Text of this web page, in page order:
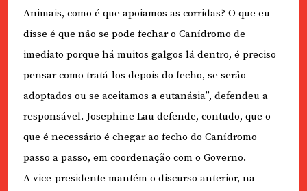
Animais, como é que apoiamos as corridas? O que eu
disse é que não se pode fechar o Canídromo de
imediato porque há muitos galgos lá dentro, é preciso
pensar como tratá-los depois do fecho, se serão
adoptados ou se aceitamos a eutanásia”, defendeu a
responsável. Josephine Lau defende, contudo, que o
que é necessário é chegar ao fecho do Canídromo
passo a passo, em coordenação com o Governo.
A vice-presidente mantém o discurso anterior, na